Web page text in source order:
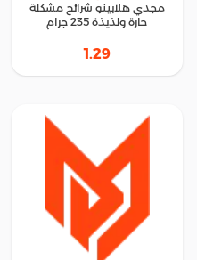
مجدي هلابينو شرائح مشكلة
حارة ولذيذة 235 جرام
1.29